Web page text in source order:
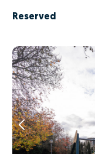
Reserved